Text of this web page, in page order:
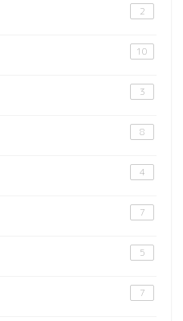
2
10
3
8
4
7
5
7